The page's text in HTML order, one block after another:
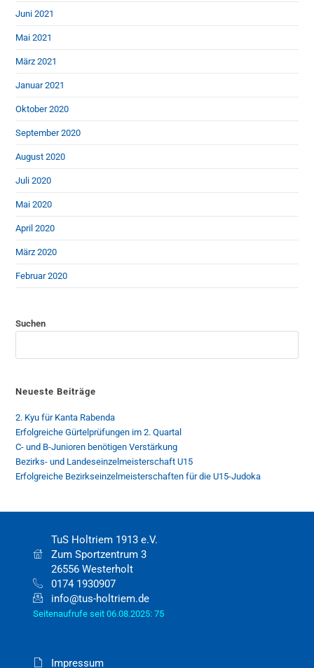
Juni 2021
Mai 2021
März 2021
Januar 2021
Oktober 2020
September 2020
August 2020
Juli 2020
Mai 2020
April 2020
März 2020
Februar 2020
Suchen
Neueste Beiträge
2. Kyu für Kanta Rabenda
Erfolgreiche Gürtelprüfungen im 2. Quartal
C- und B-Junioren benötigen Verstärkung
Bezirks- und Landeseinzelmeisterschaft U15
Erfolgreiche Bezirkseinzelmeisterschaften für die U15-Judoka
TuS Holtriem 1913 e.V.
Zum Sportzentrum 3
26556 Westerholt
0174 1930907
info@tus-holtriem.de
Seitenaufrufe seit 06.08.2025: 75
Impressum